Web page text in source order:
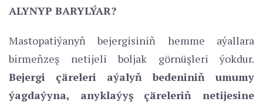
ALYNYP BARYLÝAR?
Mastopatiýanyň bejergisiniň hemme aýallara
birmeňzeş netijeli boljak görnüşleri ýokdur.
Bejergi çäreleri aýalyň bedeniniň umumy
ýagdaýyna, anyklaýyş çäreleriň netijesine